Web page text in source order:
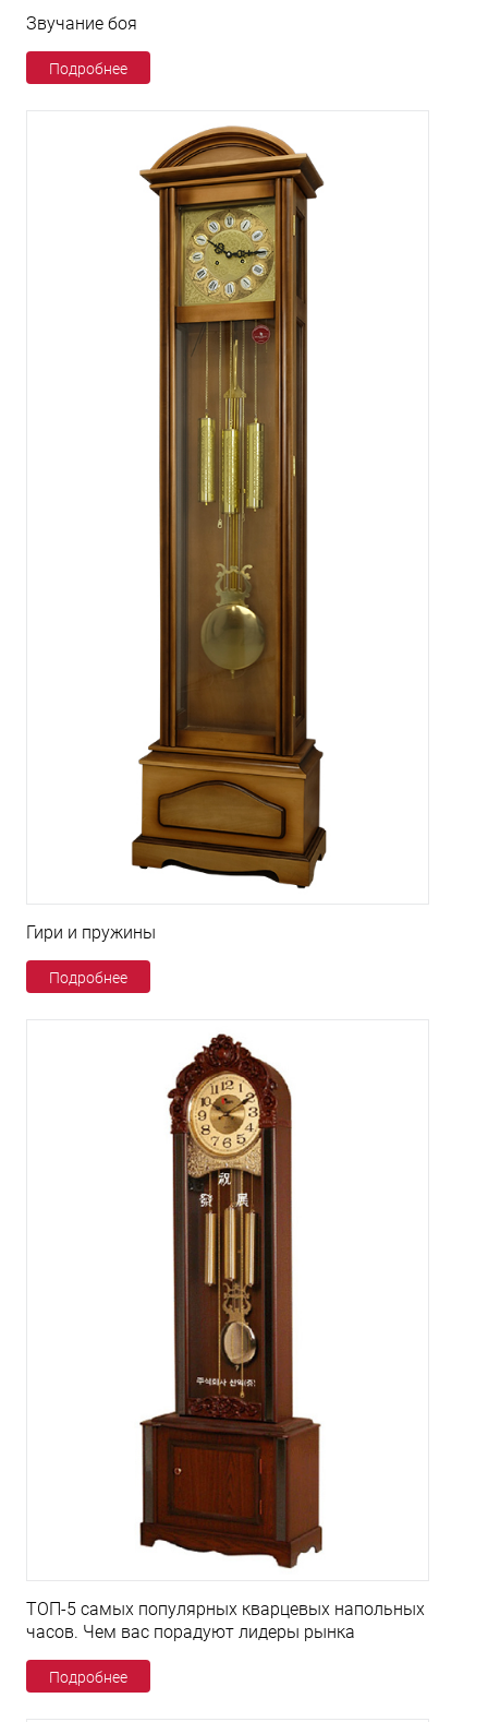
Звучание боя
Подробнее
Гири и пружины
Подробнее
ТОП-5 самых популярных кварцевых напольных
часов. Чем вас порадуют лидеры рынка
Подробнее